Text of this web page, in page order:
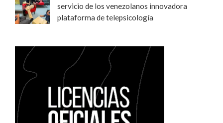
servicio de los venezolanos innovadora
plataforma de telepsicología